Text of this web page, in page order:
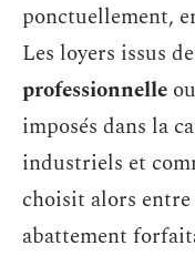
ponctuellement,
Les loyers issus
professionnelle
imposés dans la
industriels et
choisit alors
abattement